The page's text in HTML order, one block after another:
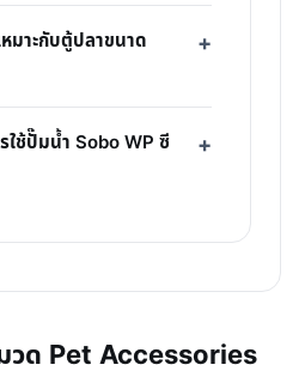
มาะกับตู้ปลาขนาด
ใช้ปั๊มน้ำ Sobo WP ซี
วด Pet Accessories